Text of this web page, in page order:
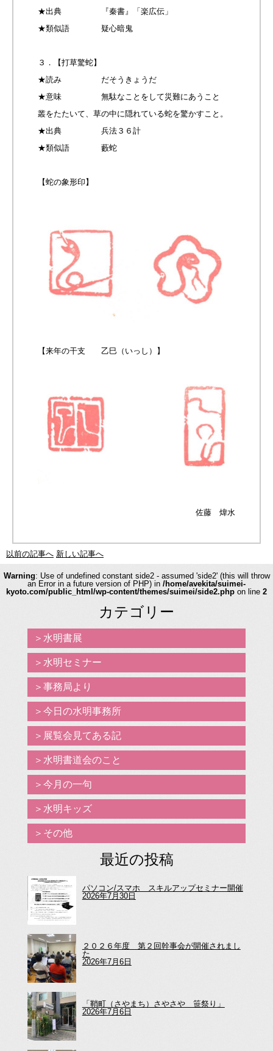
★出典 『秦書』「楽広伝」
★類似語 疑心暗鬼
３．【打草驚蛇】
★読み だそうきょうだ
★意味 無駄なことをして災難にあうこと
叢をたたいて、草の中に隠れている蛇を驚かすこと。
★出典 兵法３６計
★類似語 藪蛇
【蛇の象形印】
【来年の干支 乙巳（いっし）】
佐藤 煒水
以前の記事へ 新しい記事へ
Warning: Use of undefined constant side2 - assumed 'side2' (this will throw
an Error in a future version of PHP) in /home/avekita/suimei-
kyoto.com/public_html/wp-content/themes/suimei/side2.php on line 2
カテゴリー
水明書展
水明セミナー
事務局より
今日の水明事務所
展覧会見てある記
水明書道会のこと
今月の一句
水明キッズ
その他
最近の投稿
パソコン/スマホ スキルアップセミナー開催
2026年7月30日
２０２６年度 第２回幹事会が開催されまし
た
2026年7月6日
「鞘町（さやまち）さやさや 笹祭り」
2026年7月6日